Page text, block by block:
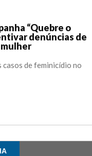
“Quebre o
denúncias de
de feminicídio no